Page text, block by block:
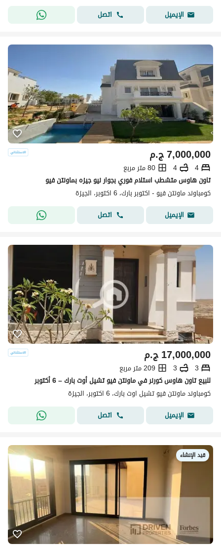
الإيميل
اتصل
ج.م7,000,000
4
4
80 متر مربع
تاون هاوس متشطب استلام فوري بجوار نيو جيزه بماونتن فيو
كومباوند ماونتن فيو - اكتوبر بارك، 6 اكتوبر، الجيزة
الإيميل
اتصل
ج.م17,000,000
3
3
209 متر مربع
للبيع تاون هاوس كورنر في ماونتن فيو تشيل أوت بارك – 6 أكتوبر
كومباوند ماونتن فيو تشيل اوت بارك، 6 اكتوبر، الجيزة
الإيميل
اتصل
قيد الإنشاء